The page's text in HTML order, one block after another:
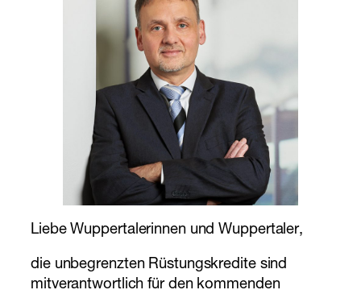
Liebe Wuppertalerinnen und Wuppertaler,
die unbegrenzten Rüstungskredite sind
mitverantwortlich für den kommenden